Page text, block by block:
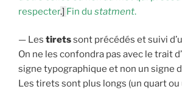
respecter.] Fin du statment.
— Les tiretssont précédés et suivi
On ne les confondra pas avec le trait
signe typographique et non un signe
Les tirets sont plus longs (un quart ou